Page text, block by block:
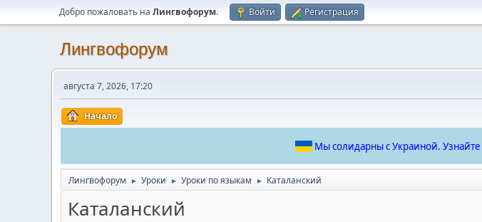
Добро пожаловать на Лингвофорум. Войти Регистрация
Лингвофорум
августа 7, 2026, 17:20
Начало
Мы солидарны с Украиной. Узнайте
Лингвофорум ► Уроки ► Уроки по языкам ► Каталанский
Каталанский